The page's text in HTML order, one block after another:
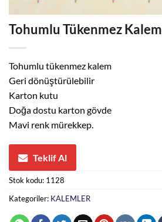
Tohumlu Tükenmez Kalem
Tohumlu tükenmez kalem
Geri dönüştürülebilir
Karton kutu
Doğa dostu karton gövde
Mavi renk mürekkep.
Teklif Al
Stok kodu: 1128
Kategoriler: KALEMLER